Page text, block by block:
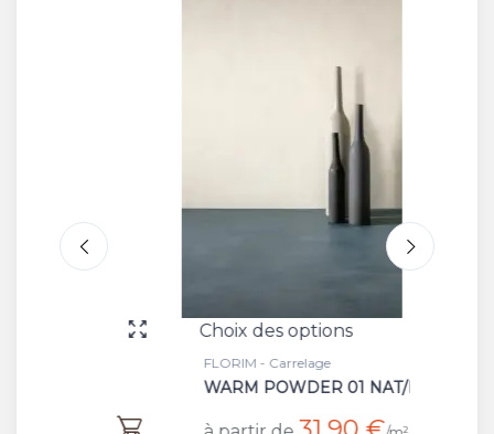
Choix des options
FLORIM - Carrelage
WARM POWDER 01 NAT/RET